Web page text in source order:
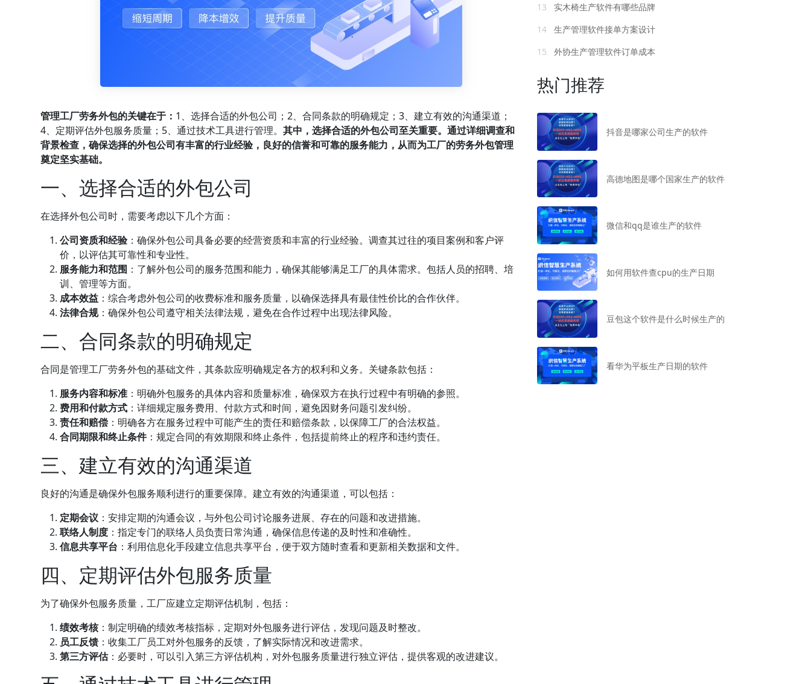
管理工厂劳务外包的关键在于： 1、选择合适的外包公司；2、合同条款的明确规定；3、建立有效的沟通渠道；
4、定期评估外包服务质量；5、通过技术工具进行管理。其中，选择合适的外包公司至关重要。通过详细调查和
背景检查，确保选择的外包公司有丰富的行业经验，良好的信誉和可靠的服务能力，从而为工厂的劳务外包管理
奠定坚实基础。
一、选择合适的外包公司
在选择外包公司时，需要考虑以下几个方面：
公司资质和经验：确保外包公司具备必要的经营资质和丰富的行业经验。调查其过往的项目案例和客户评
价，以评估其可靠性和专业性。
服务能力和范围 ：了解外包公司的服务范围和能力，确保其能够满足工厂的具体需求。包括人员的招聘、培
训、管理等方面。
成本效益 ：综合考虑外包公司的收费标准和服务质量，以确保选择具有最佳性价比的合作伙伴。
法律合规：确保外包公司遵守相关法律法规，避免在合作过程中出现法律风险。
二、合同条款的明确规定
合同是管理工厂劳务外包的基础文件，其条款应明确规定各方的权利和义务。关键条款包括：
服务内容和标准 ：明确外包服务的具体内容和质量标准，确保双方在执行过程中有明确的参照。
费用和付款方式 ：详细规定服务费用、付款方式和时间，避免因财务问题引发纠纷。
责任和赔偿 ：明确各方在服务过程中可能产生的责任和赔偿条款，以保障工厂的合法权益。
合同期限和终止条件：规定合同的有效期限和终止条件，包括提前终止的程序和违约责任。
三、建立有效的沟通渠道
良好的沟通是确保外包服务顺利进行的重要保障。建立有效的沟通渠道，可以包括：
定期会议 ：安排定期的沟通会议，与外包公司讨论服务进展、存在的问题和改进措施。
联络人制度 ：指定专门的联络人员负责日常沟通，确保信息传递的及时性和准确性。
信息共享平台 ：利用信息化手段建立信息共享平台，便于双方随时查看和更新相关数据和文件。
四、定期评估外包服务质量
为了确保外包服务质量，工厂应建立定期评估机制，包括：
绩效考核：制定明确的绩效考核指标，定期对外包服务进行评估，发现问题及时整改。
员工反馈 ：收集工厂员工对外包服务的反馈，了解实际情况和改进需求。
第三方评估：必要时，可以引入第三方评估机构，对外包服务质量进行独立评估，提供客观的改进建议。
13
实木椅生产软件有哪些品牌
14
生产管理软件接单方案设计
15
外协生产管理软件订单成本
热门推荐
抖音是哪家公司生产的软件
高德地图是哪个国家生产的软件
微信和qq是谁生产的软件
如何用软件查cpu的生产日期
豆包这个软件是什么时候生产的
看华为平板生产日期的软件